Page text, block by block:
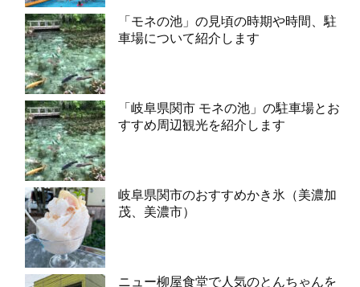
「モネの池」の見頃の時期や時間、駐
車場について紹介します
「岐阜県関市 モネの池」の駐車場とお
すすめ周辺観光を紹介します
岐阜県関市のおすすめかき氷（美濃加
茂、美濃市）
ニュー柳屋食堂で人気のとんちゃんを